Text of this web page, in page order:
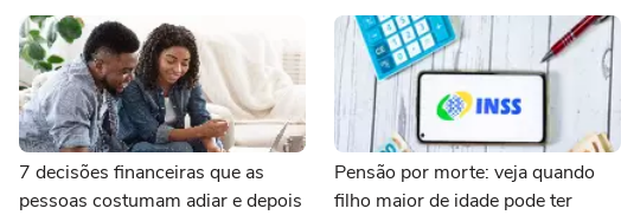
7 decisões financeiras que as
pessoas costumam adiar e depois
Pensão por morte: veja quando
filho maior de idade pode ter